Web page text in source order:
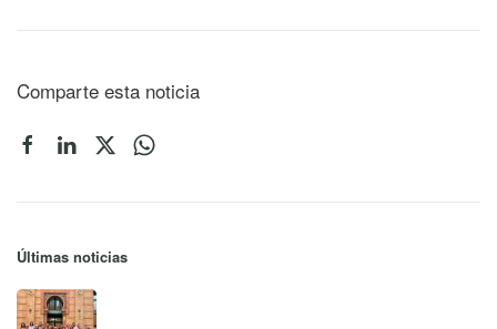
Comparte esta noticia
Últimas noticias